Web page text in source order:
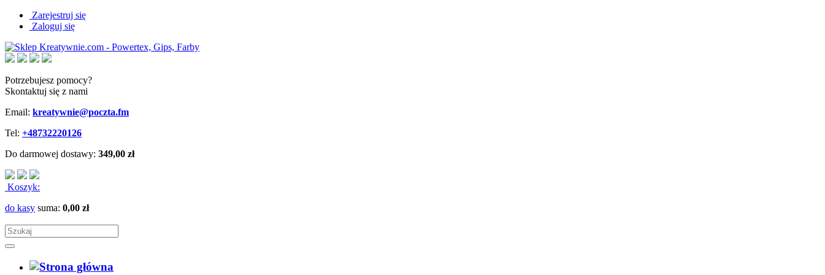
Zarejestruj się
Zaloguj się
Potrzebujesz pomocy?
Skontaktuj się z nami
Email: kreatywnie@poczta.fm
Tel: +48732220126
Do darmowej dostawy: 349,00 zł
Koszyk:
do kasy suma: 0,00 zł